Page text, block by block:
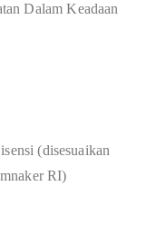
Dalam Keadaan
(disesuaikan
RI)